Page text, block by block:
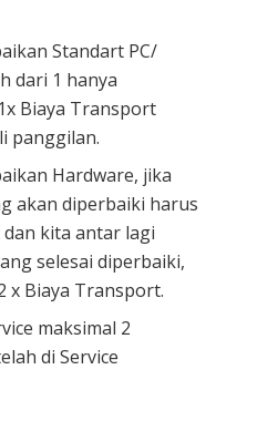
Standart PC/
dari 1 hanya
Biaya Transport
panggilan.
Hardware, jika
akan diperbaiki harus
kita antar lagi
selesai diperbaiki,
x Biaya Transport.
maksimal 2
di Service